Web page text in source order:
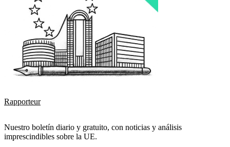
Rapporteur
Nuestro boletín diario y gratuito, con noticias y análisis
imprescindibles sobre la UE.